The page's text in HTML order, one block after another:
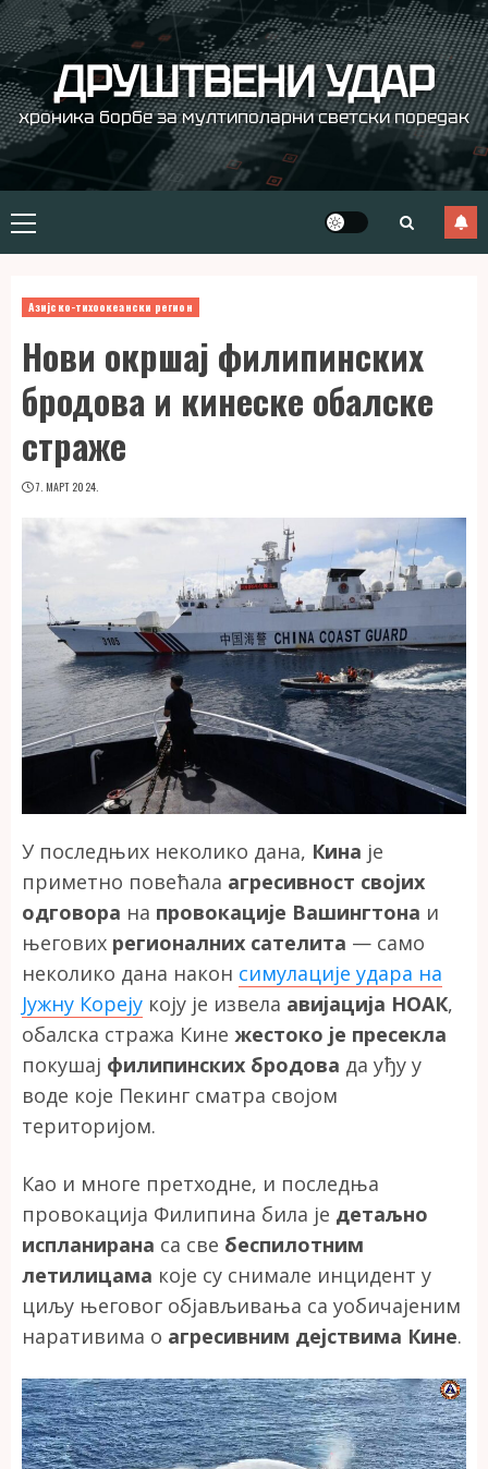
Skip
to
content ДРУШТВЕНИ УДАР
хроника борбе за мултиполарни светски поредак
Primary
Menu
Азијско-тихоокеански регион
Нови окршај филипинских
бродова и кинеске обалске
страже
7. МАРТ 2024.
У последњих неколико дана, Кина је
приметно повећала агресивност својих
одговора на провокације Вашингтона и
његових регионалних сателита — само
неколико дана након симулације удара на
Јужну Кореју коју је извела авијација НОАК,
обалска стража Кине жестоко је пресекла
покушај филипинских бродова да уђу у
воде које Пекинг сматра својом
територијом.
Као и многе претходне, и последња
провокација Филипина била је детаљно
испланирана са све беспилотним
летилицама које су снимале инцидент у
циљу његовог објављивања са уобичајеним
наративима о агресивним дејствима Кине.